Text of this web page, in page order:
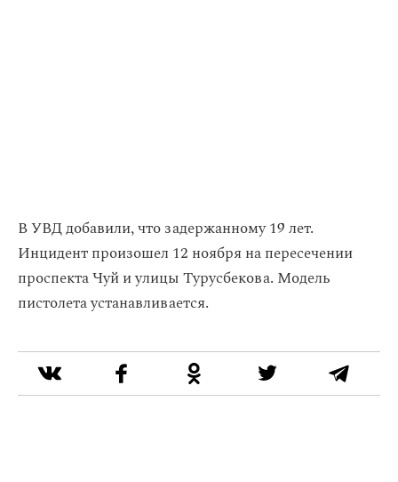
В УВД добавили, что задержанному 19 лет.
Инцидент произошел 12 ноября на пересечении
проспекта Чуй и улицы Турусбекова. Модель
пистолета устанавливается.